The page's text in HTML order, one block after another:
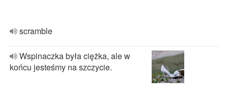
scramble
Wspinaczka była ciężka, ale w
końcu jesteśmy na szczycie.